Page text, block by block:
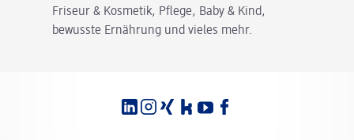
Friseur & Kosmetik, Pflege, Baby & Kind,
bewusste Ernährung und vieles mehr.